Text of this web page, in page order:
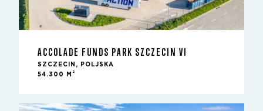
ACCOLADE FUNDS PARK SZCZECIN VI
SZCZECIN, POLJSKA
54.300 M
2